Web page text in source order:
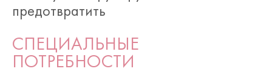
предотвратить
СПЕЦИАЛЬНЫЕ
ПОТРЕБНОСТИ